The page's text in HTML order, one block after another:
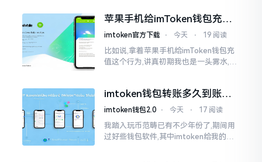
找了些资料
苹果手机给imToken钱包充
值，这几步别搞错
imtoken官方下载 ⋅ 今天 ⋅ 19 阅读
比如说,拿着苹果手机给imToken钱包充
值这个行为,讲真初期我也是一头雾水,搞
imtoken钱包转账多久到账？
一文说清楚
imtoken钱包2.0 ⋅ 今天 ⋅ 17 阅读
我踏入玩币范畴已有不少年份了,期间用
过好些钱包软件,其中imtoken给我的整